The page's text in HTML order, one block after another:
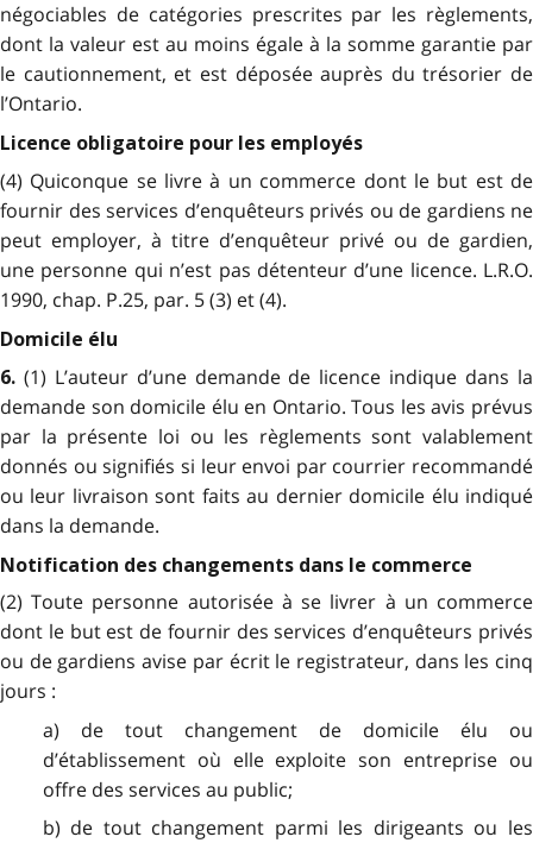
négociables de catégories prescrites par les règlements,
dont la valeur est au moins égale à la somme garantie par
le cautionnement, et est déposée auprès du trésorier de
l’Ontario.
Licence obligatoire pour les employés
(4) Quiconque se livre à un commerce dont le but est de
fournir des services d’enquêteurs privés ou de gardiens ne
peut employer, à titre d’enquêteur privé ou de gardien,
une personne qui n’est pas détenteur d’une licence. L.R.O.
1990, chap. P.25, par. 5 (3) et (4).
Domicile élu
6. (1) L’auteur d’une demande de licence indique dans la
demande son domicile élu en Ontario. Tous les avis prévus
par la présente loi ou les règlements sont valablement
donnés ou signifiés si leur envoi par courrier recommandé
ou leur livraison sont faits au dernier domicile élu indiqué
dans la demande.
Notification des changements dans le commerce
(2) Toute personne autorisée à se livrer à un commerce
dont le but est de fournir des services d’enquêteurs privés
ou de gardiens avise par écrit le registrateur, dans les cinq
jours :
a) de tout changement de domicile élu ou
d’établissement où elle exploite son entreprise ou
offre des services au public;
b) de tout changement parmi les dirigeants ou les